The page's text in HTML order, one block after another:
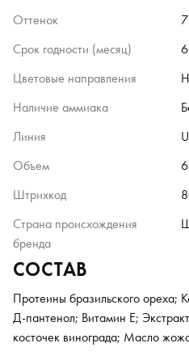
Оттенок
Срок годности (месяц)
Цветовые направления
Наличие аммиака
Линия
Объем
Штрихкод
Страна происхождения
бренда
СОСТАВ
Протеины бразильского ореха;
Д-пантенол; Витамин Е;
косточек винограда; Масло